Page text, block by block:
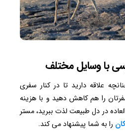
با وسایل مختلف
علاقه دارید تا در کنار سفری
را هم کاهش دهید و با هزینه
در دل طبیعت لذت ببرید، مستر
را به شما پیشنهاد می کند.